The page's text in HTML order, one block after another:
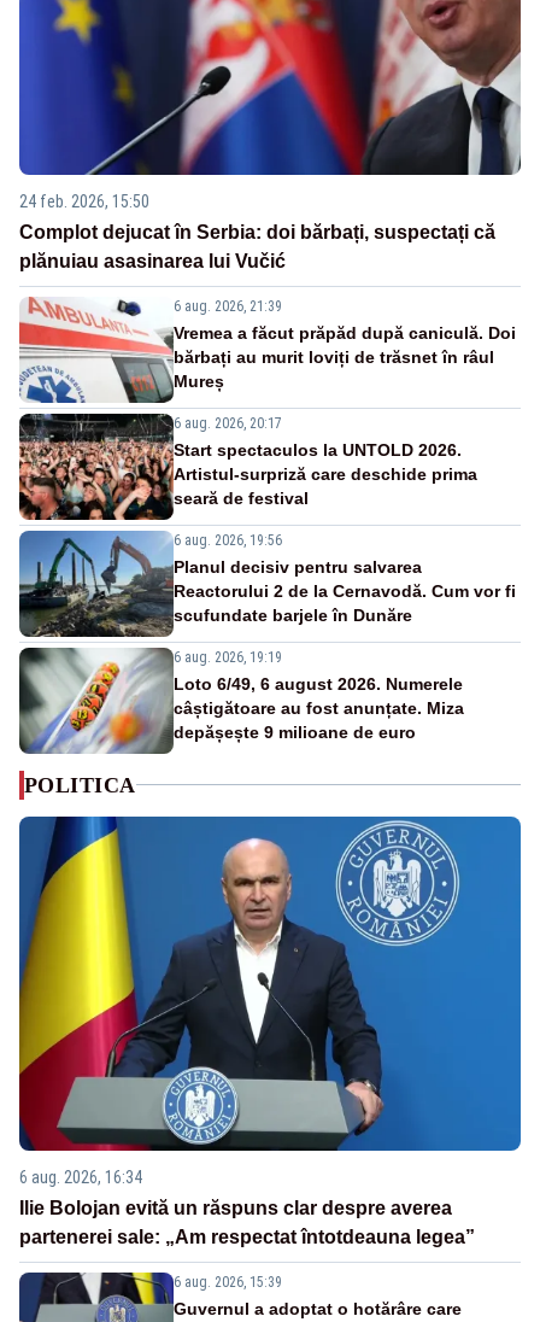
24 feb. 2026, 15:50
Complot dejucat în Serbia: doi bărbați, suspectați că
plănuiau asasinarea lui Vučić
6 aug. 2026, 21:39
Vremea a făcut prăpăd după caniculă. Doi
bărbați au murit loviți de trăsnet în râul
Mureș
6 aug. 2026, 20:17
Start spectaculos la UNTOLD 2026.
Artistul-surpriză care deschide prima
seară de festival
6 aug. 2026, 19:56
Planul decisiv pentru salvarea
Reactorului 2 de la Cernavodă. Cum vor fi
scufundate barjele în Dunăre
6 aug. 2026, 19:19
Loto 6/49, 6 august 2026. Numerele
câștigătoare au fost anunțate. Miza
depășește 9 milioane de euro
POLITICA
6 aug. 2026, 16:34
Ilie Bolojan evită un răspuns clar despre averea
partenerei sale: „Am respectat întotdeauna legea”
6 aug. 2026, 15:39
Guvernul a adoptat o hotărâre care